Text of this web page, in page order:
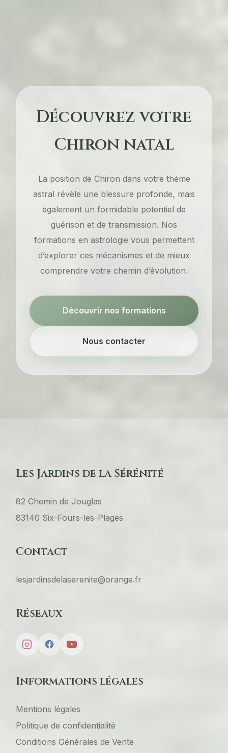
Découvrez votre
Chiron natal
La position de Chiron dans votre thème
astral révèle une blessure profonde, mais
également un formidable potentiel de
guérison et de transmission. Nos
formations en astrologie vous permettent
d’explorer ces mécanismes et de mieux
comprendre votre chemin d’évolution.
Découvrir nos formations
Nous contacter
Les Jardins de la Sérénité
82 Chemin de Jouglas
83140 Six-Fours-les-Plages
Contact
lesjardinsdelaserenite@orange.fr
Réseaux
Informations légales
Mentions légales
Politique de confidentialité
Conditions Générales de Vente